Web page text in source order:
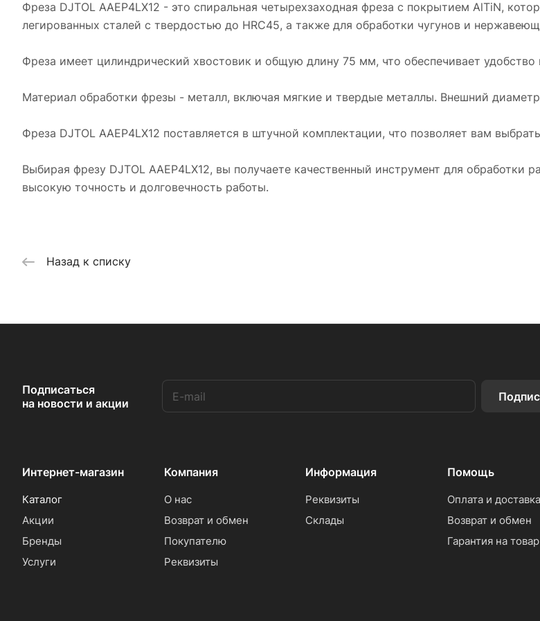
Фреза DJTOL AAEP4LX12 - это спиральная четырехзаходная фреза с покрытием AlTiN,
легированных сталей с твердостью до HRC45, а также для обработки чугунов и
Фреза имеет цилиндрический хвостовик и общую длину 75 мм, что обеспечивает удобство
Материал обработки фрезы - металл, включая мягкие и твердые металлы. Внешний
Фреза DJTOL AAEP4LX12 поставляется в штучной комплектации, что позволяет вам
Выбирая фрезу DJTOL AAEP4LX12, вы получаете качественный инструмент для обработки
высокую точность и долговечность работы.
Назад к списку
Подписаться
на новости и акции
Интернет-магазин
Каталог
Акции
Бренды
Услуги
Компания
О нас
Возврат и обмен
Покупателю
Реквизиты
Информация
Реквизиты
Склады
Помощь
Оплата и доставка
Возврат и обмен
Гарантия на товар